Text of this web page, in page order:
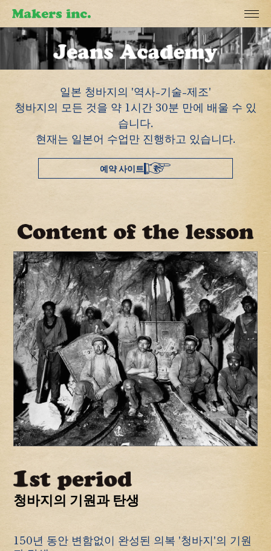
일본 청바지의 '역사-기술-제조'
청바지의 모든 것을 약 1시간 30분 만에 배울 수 있
습니다.
현재는 일본어 수업만 진행하고 있습니다.
예약 사이트
청바지의 기원과 탄생
150년 동안 변함없이 완성된 의복 '청바지'의 기원